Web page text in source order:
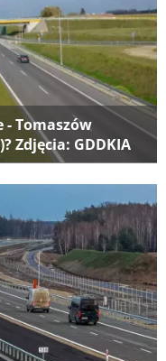
- Tomaszów
Zdjęcia: GDDKIA